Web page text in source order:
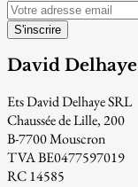
S'inscrire
David Delhaye
Ets David Delhaye SRL
Chaussée de Lille, 200
B-7700 Mouscron
TVA BE0477597019
RC 14585